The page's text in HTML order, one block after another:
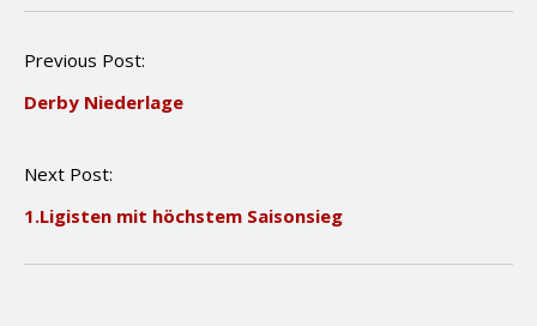
P
s
a
Previous Post:
Derby Niederlage
Next Post:
1.Ligisten mit höchstem Saisonsieg